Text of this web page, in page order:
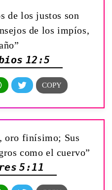
de los justos son
de los impíos,
12:5
oro finísimo; Sus
como el cuervo”
5:11